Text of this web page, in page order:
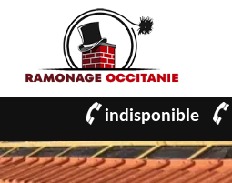
indisponible